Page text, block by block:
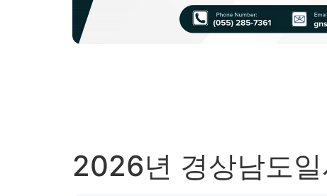
2026년 경상남도